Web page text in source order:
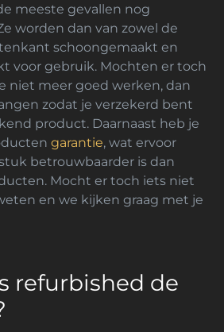
meeste gevallen nog
worden dan van zowel de
schoongemaakt en
voor gebruik. Mochten er toch
niet meer goed werken, dan
zodat je verzekerd bent
product. Daarnaast heb je
garantie, wat ervoor
betrouwbaarder is dan
Mocht er toch iets niet
en we kijken graag met je
refurbished de